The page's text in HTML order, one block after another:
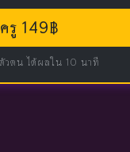
รู 149฿
วตน ได้ผลใน 10 นาที